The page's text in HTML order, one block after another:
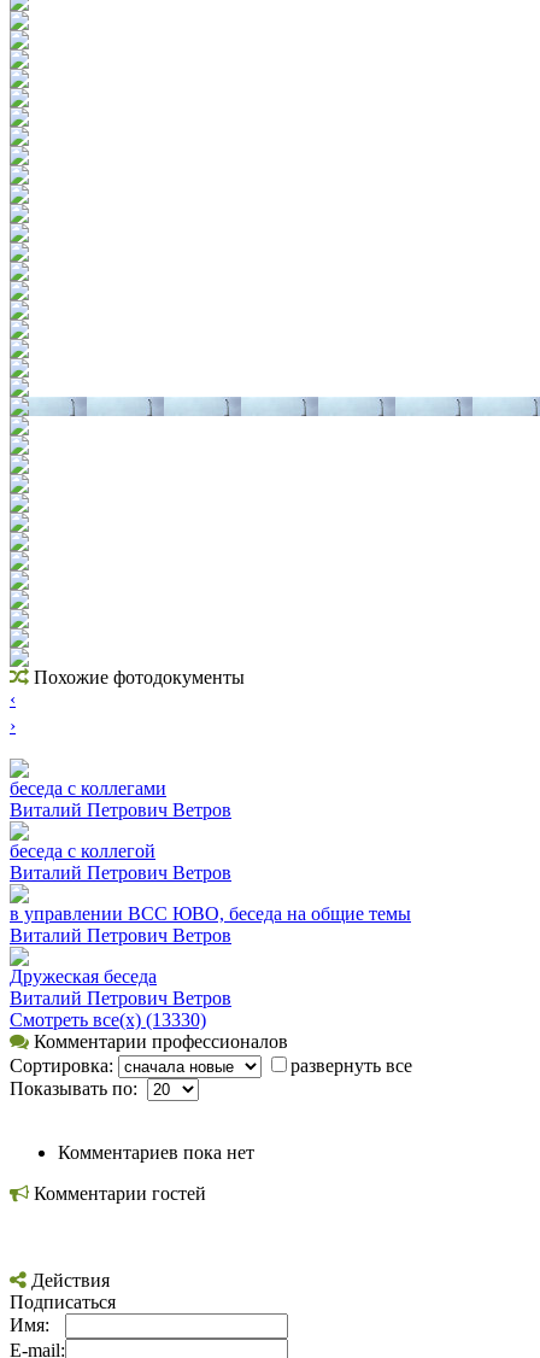
Похожие фотодокументы
‹
›
беседа с коллегами
Виталий Петрович Ветров
беседа с коллегой
Виталий Петрович Ветров
в управлении ВСС ЮВО, беседа на общие темы
Виталий Петрович Ветров
Дружеская беседа
Виталий Петрович Ветров
Смотреть все(х) (13330)
Комментарии профессионалов
Сортировка:
развернуть все
Показывать по:
Комментариев пока нет
Комментарии гостей
Действия
Подписаться
Имя:
E-mail: